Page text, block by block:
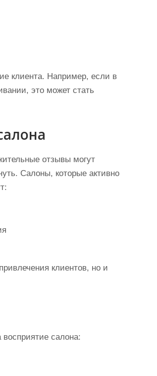
клиента. Например, если в
это может стать
отзывы могут
Салоны, которые активно
клиентов, но и
восприятие салона: